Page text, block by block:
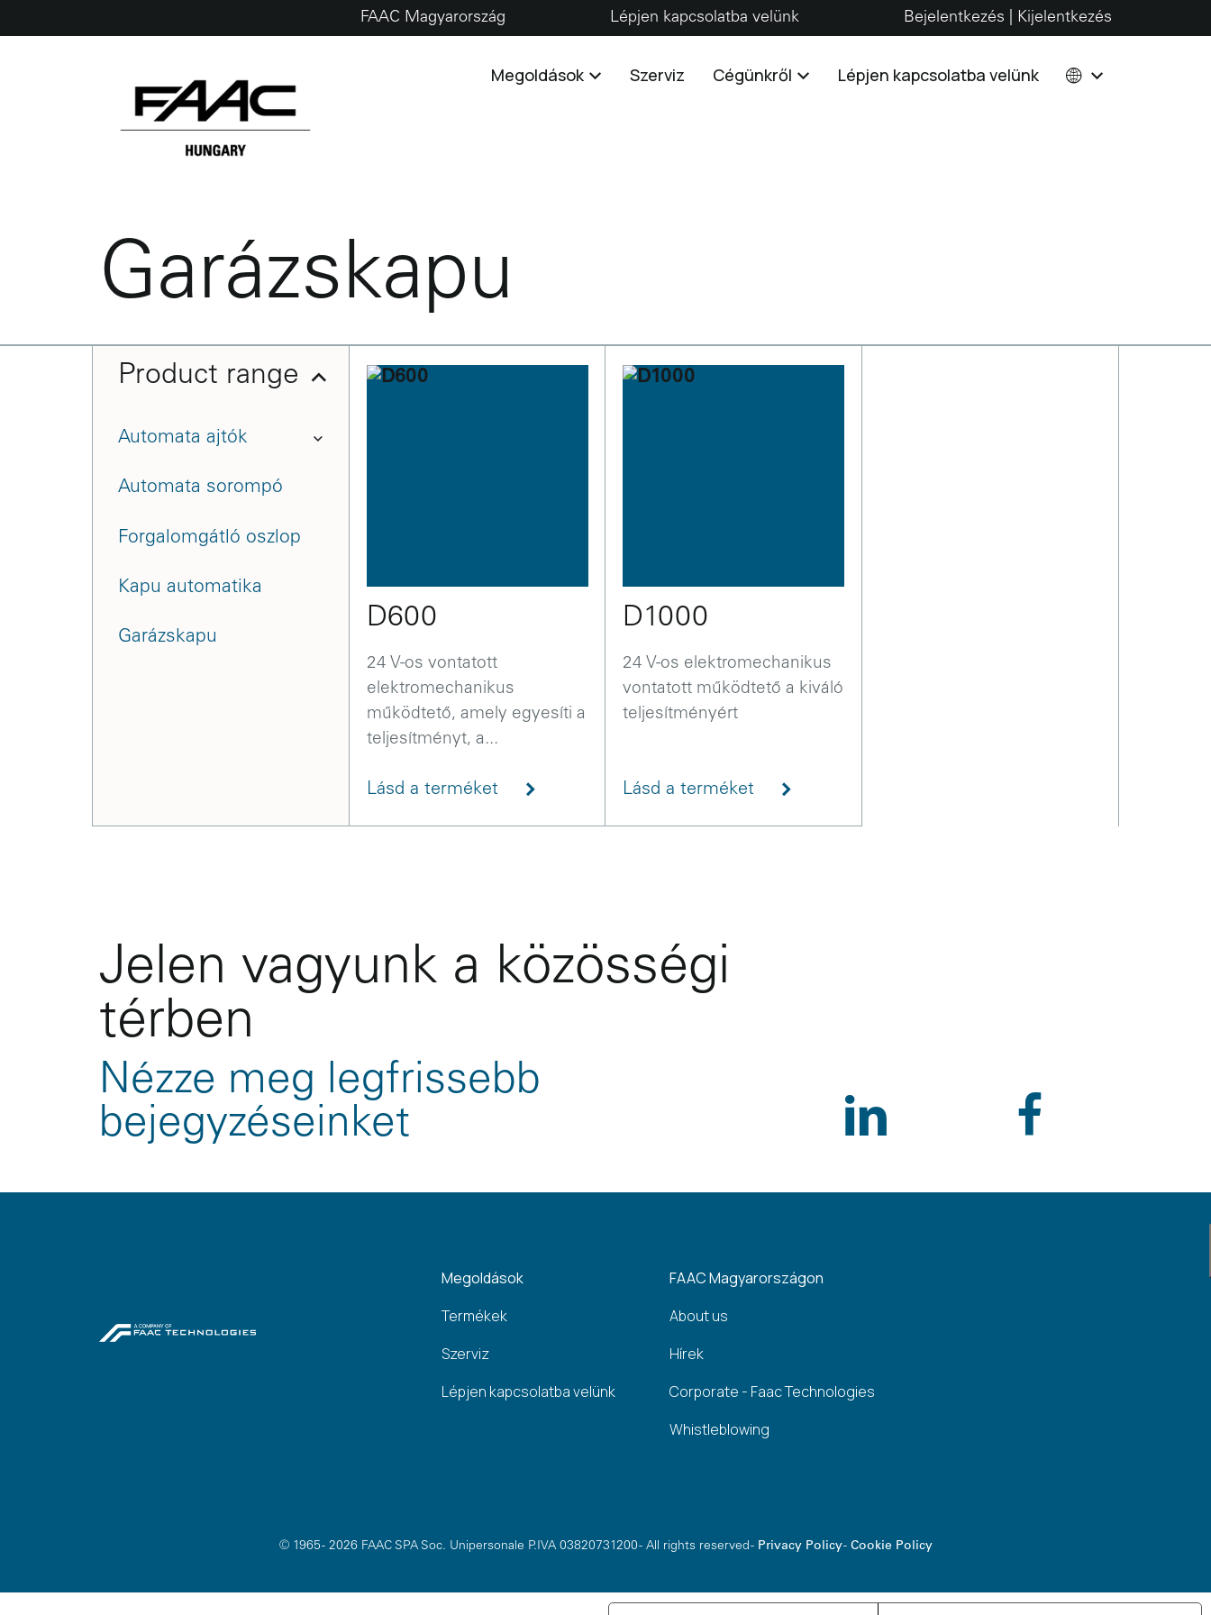
FAAC Magyarország Lépjen kapcsolatba velünk Bejelentkezés | Kijelentkezés
Megoldások Szerviz Cégünkről Lépjen kapcsolatba velünk
Garázskapu
Product range
Automata ajtók
Automata sorompó
Forgalomgátló oszlop
Kapu automatika
Garázskapu
D600
24 V-os vontatott
elektromechanikus
működtető, amely egyesíti a
teljesítményt, a...
Lásd a terméket
D1000
24 V-os elektromechanikus
vontatott működtető a kiváló
teljesítményért
Lásd a terméket
Jelen vagyunk a közösségi
térben
Nézze meg legfrissebb
bejegyzéseinket
Megoldások
Termékek
Szerviz
Lépjen kapcsolatba velünk
FAAC Magyarországon
About us
Hírek
Corporate - Faac Technologies
Whistleblowing
© 1965 - 2026 FAAC SPA Soc. Unipersonale P.IVA 03820731200 - All rights reserved - Privacy Policy- Cookie Policy